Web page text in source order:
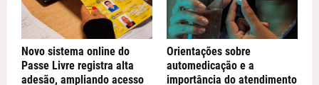
Novo sistema online do
Passe Livre registra alta
adesão, ampliando acesso
Orientações sobre
automedicação e a
importância do atendimento